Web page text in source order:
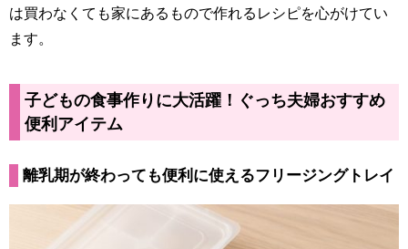
は買わなくても家にあるもので作れるレシピを心がけてい
ます。
子どもの食事作りに大活躍！ぐっち夫婦おすすめ
便利アイテム
離乳期が終わっても便利に使えるフリージングトレイ